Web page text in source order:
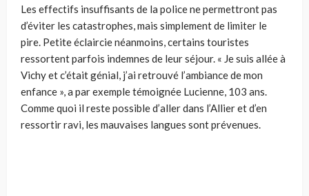
Les effectifs insuffisants de la police ne permettront pas
d’éviter les catastrophes, mais simplement de limiter le
pire. Petite éclaircie néanmoins, certains touristes
ressortent parfois indemnes de leur séjour. « Je suis allée à
Vichy et c’était génial, j’ai retrouvé l’ambiance de mon
enfance », a par exemple témoignée Lucienne, 103 ans.
Comme quoi il reste possible d’aller dans l’Allier et d’en
ressortir ravi, les mauvaises langues sont prévenues.